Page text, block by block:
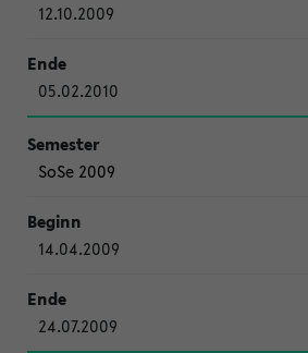
12.10.2009
05.02.2010
SoSe 2009
14.04.2009
24.07.2009